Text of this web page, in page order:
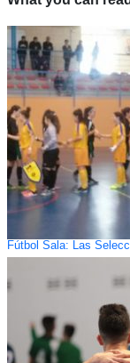
Fútbol Sala: Las